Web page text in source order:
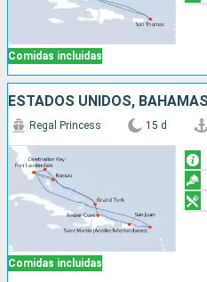
Comidas incluidas
Comidas incluidas
Regal Princess 15 d